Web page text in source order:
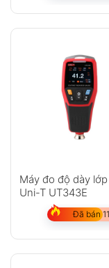
Máy đo độ dày
Uni-T UT343E
Đã bán